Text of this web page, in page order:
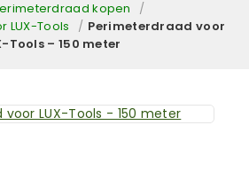
kopen
/
LUX-Tools
/ Perimeterdraad voor
Tools – 150 meter